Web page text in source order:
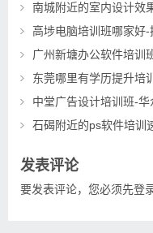
南城附近的室内设计效
高埗电脑培训班哪家好
广州新塘办公软件培训
东莞哪里有学历提升培
中堂广告设计培训班-华
石碣附近的ps软件培训
发表评论
要发表评论，您必须先登